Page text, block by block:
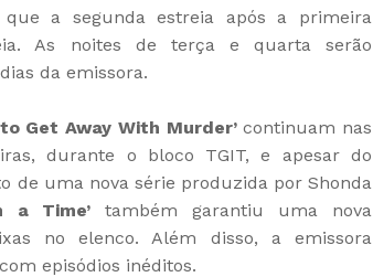
a segunda estreia após a primeira
As noites de terça e quarta serão
da emissora.
to Get Away With Murder’continuam nas
durante o bloco TGIT, e apesar do
de uma nova série produzida por Shonda
a Time’ também garantiu uma nova
no elenco. Além disso, a emissora
episódios inéditos.